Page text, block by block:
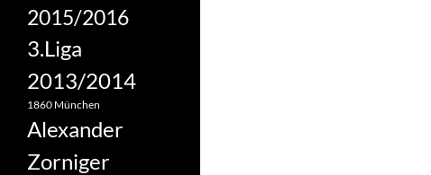
2015/2016
3.Liga
2013/2014
1860 München
Alexander
Zorniger